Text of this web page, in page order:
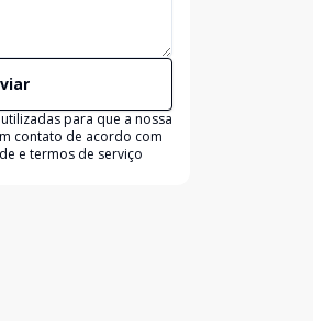
para que a nossa
contato de acordo com
e termos de serviço